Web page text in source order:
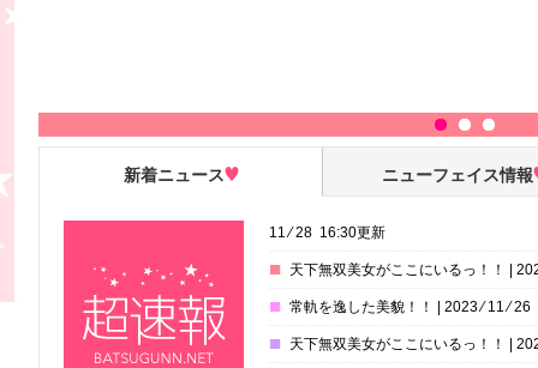
新着ニュース ニューフェイス情報
11 ⁄ 28 16:30更新
■ 天下無双美女がここにいるっ！！ |
■ 常軌を逸した美貌！！ | 2023 ⁄ 11 ⁄
■ 天下無双美女がここにいるっ！！ |